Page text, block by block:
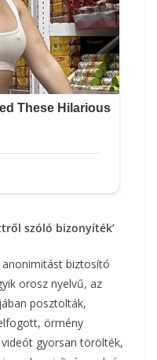
szóló bizonyíték’
biztosító
orosz nyelvű, az
posztolták,
örmény
gyorsan törölték,